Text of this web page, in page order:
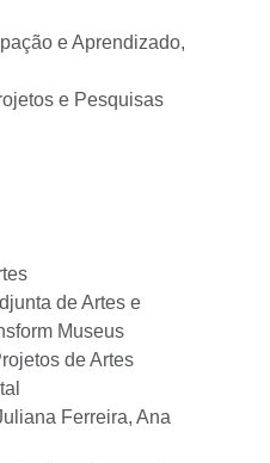
e Aprendizado,
e Pesquisas
de Artes e
Museus
de Artes
Ferreira, Ana